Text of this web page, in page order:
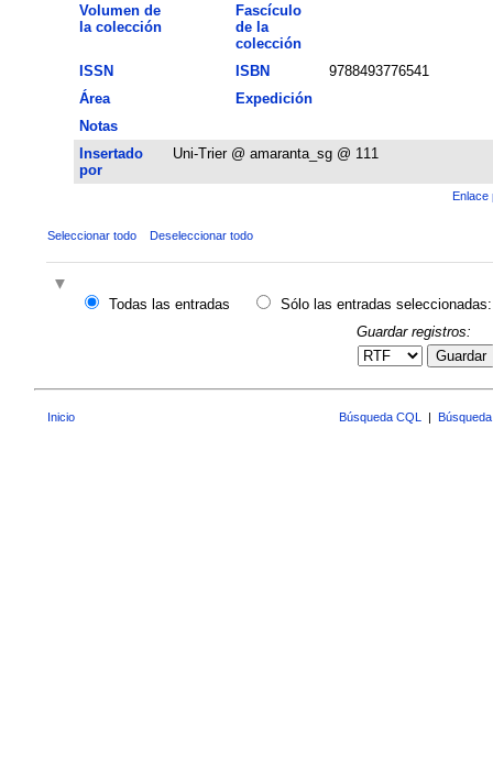
Volumen de
la colección
Fascículo
de la
colección
ISSN
ISBN
9788493776541
Área
Expedición
Notas
Insertado
por
Uni-Trier @ amaranta_sg @ 111
Enlace
Seleccionar todo Deseleccionar todo
Todas las entradas
Sólo las entradas seleccionadas:
Guardar registros:
Guardar
Inicio Búsqueda CQL